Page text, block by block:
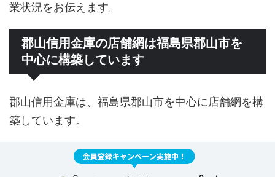
業状況をお伝えます。
郡山信用金庫の店舗網は福島県郡山市を
中心に構築しています
郡山信用金庫は、福島県郡山市を中心に店舗網を構
築しています。